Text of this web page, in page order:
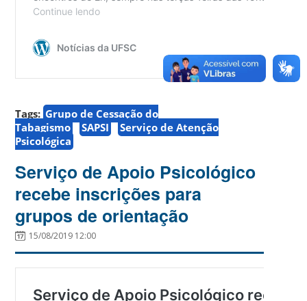
Tags: Grupo de Cessação do
Tabagismo
SAPSI
Serviço de Atenção
Psicológica
Serviço de Apoio Psicológico
recebe inscrições para
grupos de orientação
15/08/2019 12:00